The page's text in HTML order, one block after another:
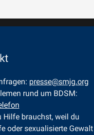
presse@smjg.org
rund um BDSM:
Hilfe brauchst, weil du
oder sexualisierte Gewalt